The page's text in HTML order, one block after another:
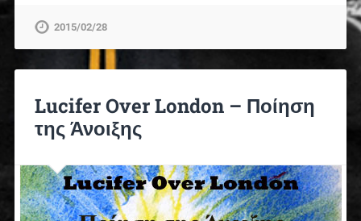
2015/02/28
Lucifer Over London – Ποίηση
της Άνοιξης